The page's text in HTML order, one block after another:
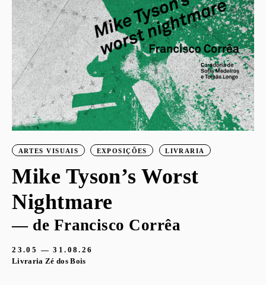
ARTES VISUAIS EXPOSIÇÕES LIVRARIA
Mike Tyson’s Worst
Nightmare
— de Francisco Corrêa
23.05 — 31.08.26
Livraria Zé dos Bois